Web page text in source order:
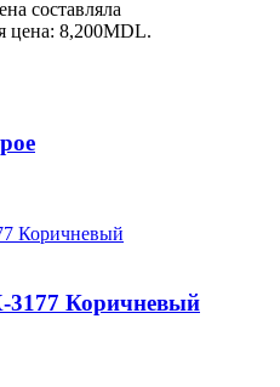
составляла
цена: 8,200MDL.
3177 Коричневый